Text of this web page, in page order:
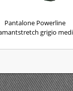
Pantalone Powerline
grigio